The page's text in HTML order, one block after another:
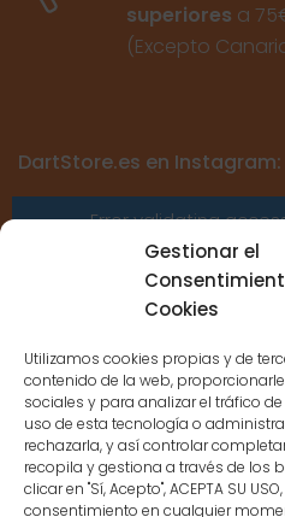
Gestionar el
Cookies
Utilizamos cookies propias y de
contenido de la web,
sociales y para analizar el tráfico
uso de esta tecnología o
rechazarla, y así controlar
recopila y gestiona a través de los
clicar en "Sí, Acepto", ACEPTA SU
consentimiento en cualquier
superiores a
(Excepto
DartStore.es en Instagram:
Error validating
Sessions for the user
because the user is
CONTACTO